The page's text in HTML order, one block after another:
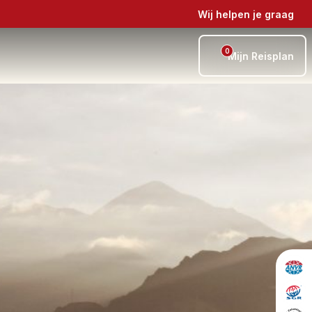
Wij helpen je graag
0Mijn Reisplan